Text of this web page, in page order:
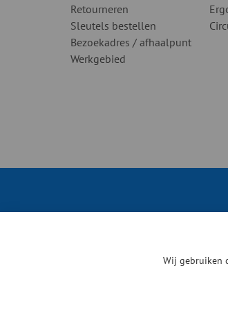
Retourneren
Sleutels bestellen
Bezoekadres / afhaalpunt
Werkgebied
Wij gebruiken